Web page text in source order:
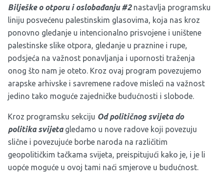
Bilješke o otporu i oslobađanju #2 nastavlja programsku
liniju posvećenu palestinskim glasovima, koja nas kroz
ponovno gledanje u intencionalno prisvojene i uništene
palestinske slike otpora, gledanje u praznine i rupe,
podsjeća na važnost ponavljanja i upornosti traženja
onog što nam je oteto. Kroz ovaj program povezujemo
arapske arhivske i savremene radove misleći na važnost
jedino tako moguće zajedničke budućnosti i slobode.
Kroz programsku sekciju Od političnog svijeta do
politika svijetagledamo u nove radove koji povezuju
slične i povezujuće borbe naroda na različitim
geopolitičkim tačkama svijeta, preispitujući kako je, i je li
uopće moguće u ovoj tami naći smjerove u budućnost.